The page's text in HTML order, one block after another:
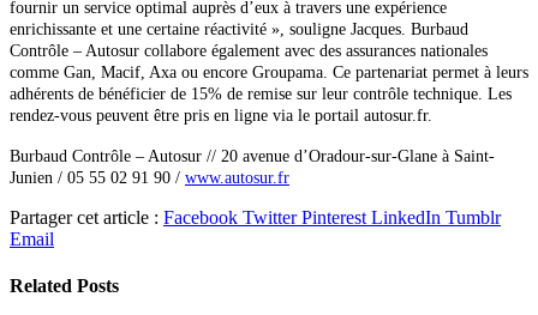
fournir un service optimal auprès d’eux à travers une expérience
enrichissante et une certaine réactivité », souligne Jacques. Burbaud
Contrôle – Autosur collabore également avec des assurances nationales
comme Gan, Macif, Axa ou encore Groupama. Ce partenariat permet à leurs
adhérents de bénéficier de 15% de remise sur leur contrôle technique. Les
rendez-vous peuvent être pris en ligne via le portail autosur.fr.
Burbaud Contrôle – Autosur // 20 avenue d’Oradour-sur-Glane à Saint-
Junien / 05 55 02 91 90 / www.autosur.fr
Partager cet article : Facebook Twitter Pinterest LinkedIn Tumblr
Email
Related Posts